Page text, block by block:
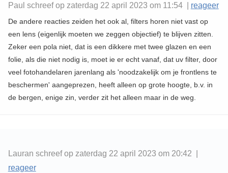
Paul schreef op zaterdag 22 april 2023 om 11:54 | reageer
De andere reacties zeiden het ook al, filters horen niet vast op
een lens (eigenlijk moeten we zeggen objectief) te blijven zitten.
Zeker een pola niet, dat is een dikkere met twee glazen en een
folie, als die niet nodig is, moet ie er echt vanaf, dat uv filter, door
veel fotohandelaren jarenlang als 'noodzakelijk om je frontlens te
beschermen' aangeprezen, heeft alleen op grote hoogte, b.v. in
de bergen, enige zin, verder zit het alleen maar in de weg.
Lauran schreef op zaterdag 22 april 2023 om 20:42 |
reageer